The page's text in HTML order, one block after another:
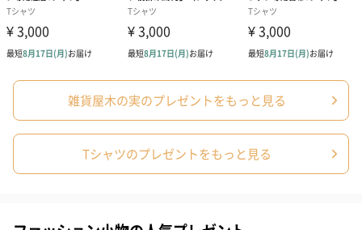
雑貨屋木の実のプレゼントをもっと見る
Tシャツのプレゼントをもっと見る